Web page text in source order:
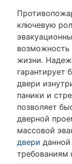
ключевую
возможность
жизни.
гарантирует
двери
паники и
позволяет
дверной
массовой
двери
требованиям